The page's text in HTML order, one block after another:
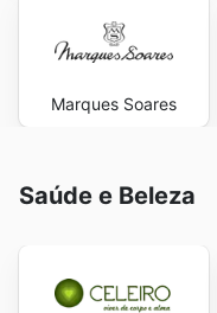
Marques Soares
Saúde e Beleza